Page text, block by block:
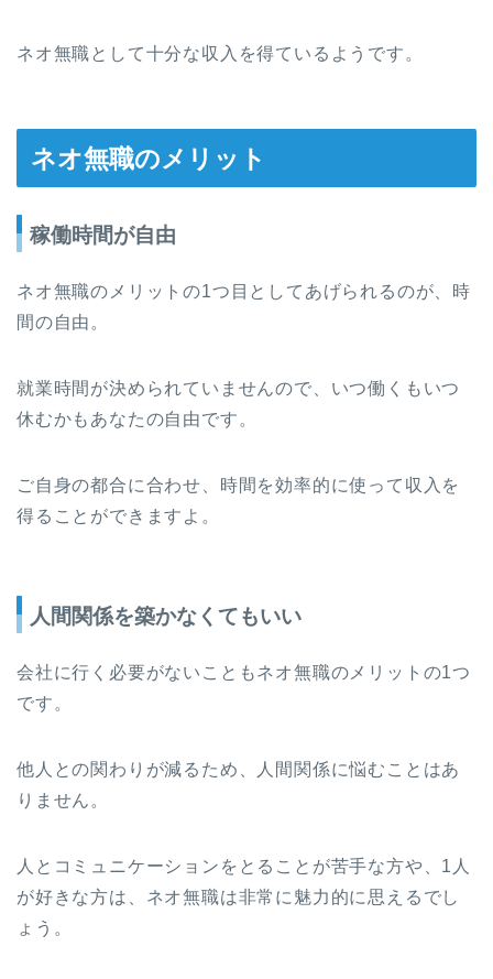
ネオ無職として十分な収入を得ているようです。
ネオ無職のメリット
稼働時間が自由
ネオ無職のメリットの1つ目としてあげられるのが、時
間の自由。
就業時間が決められていませんので、いつ働くもいつ
休むかもあなたの自由です。
ご自身の都合に合わせ、時間を効率的に使って収入を
得ることができますよ。
人間関係を築かなくてもいい
会社に行く必要がないこともネオ無職のメリットの1つ
です。
他人との関わりが減るため、人間関係に悩むことはあ
りません。
人とコミュニケーションをとることが苦手な方や、1人
が好きな方は、ネオ無職は非常に魅力的に思えるでし
ょう。